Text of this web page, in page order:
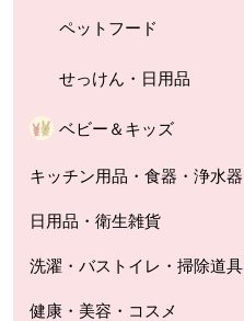
ペットフード
せっけん・日用品
ベビー＆キッズ
キッチン用品・食器・浄水器
日用品・衛生雑貨
洗濯・バストイレ・掃除道具
健康・美容・コスメ